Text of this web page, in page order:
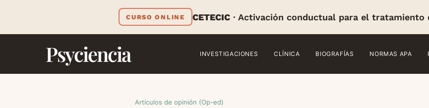
CURSO ONLINE CETECIC · Activación conductual para el tratamiento
Psyciencia INVESTIGACIONES CLÍNICA BIOGRAFÍAS NORMAS APA
Artículos de opinión (Op-ed)